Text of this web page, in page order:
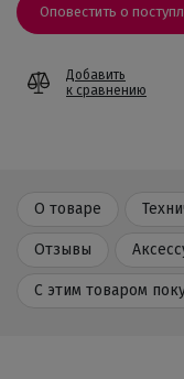
Оповестить о
Добавить
к сравнению
О товаре
Отзывы
С этим товаром